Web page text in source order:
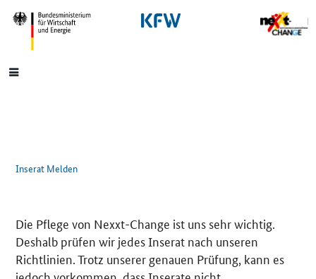
SrOnlyNavigation
Hauptmenü
Inserat Melden
Die Pflege von Nexxt-Change ist uns sehr wichtig.
Deshalb prüfen wir jedes Inserat nach unseren
Richtlinien. Trotz unserer genauen Prüfung, kann es